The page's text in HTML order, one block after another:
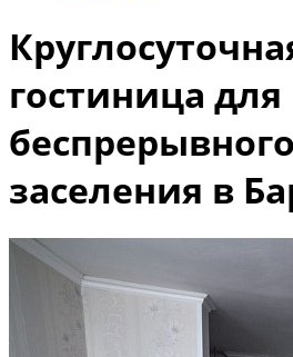
гостиница для
беспрерывного
заселения в